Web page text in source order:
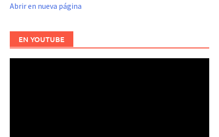
Abrir en nueva página
EN YOUTUBE